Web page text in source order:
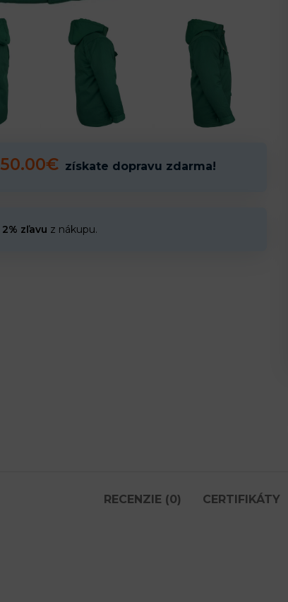
50.00€ získate dopravu zdarma!
2% zľavu z nákupu.
RECENZIE (0) CERTIFIKÁTY